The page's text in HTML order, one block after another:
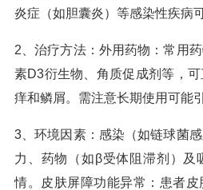
炎症（如胆囊炎）等感染性疾病
2、治疗方法：外用药物：常用
素D3衍生物、角质促成剂等，
痒和鳞屑。需注意长期使用可能
3、环境因素：感染（如链球菌
力、药物（如β受体阻滞剂）及
情。皮肤屏障功能异常：患者